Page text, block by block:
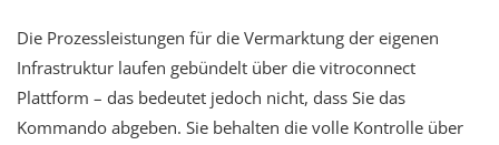
Die Prozessleistungen für die Vermarktung der eigenen
Infrastruktur laufen gebündelt über die vitroconnect
Plattform – das bedeutet jedoch nicht, dass Sie das
Kommando abgeben. Sie behalten die volle Kontrolle über